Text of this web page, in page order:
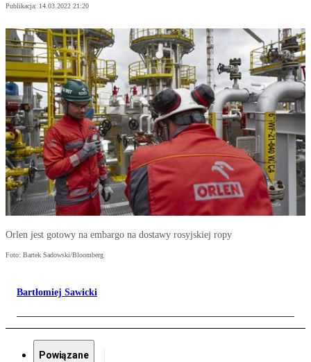
Publikacja: 14.03.2022 21:20
Orlen jest gotowy na embargo na dostawy rosyjskiej ropy
Foto: Bartek Sadowski/Bloomberg
Bartłomiej Sawicki
Powiązane